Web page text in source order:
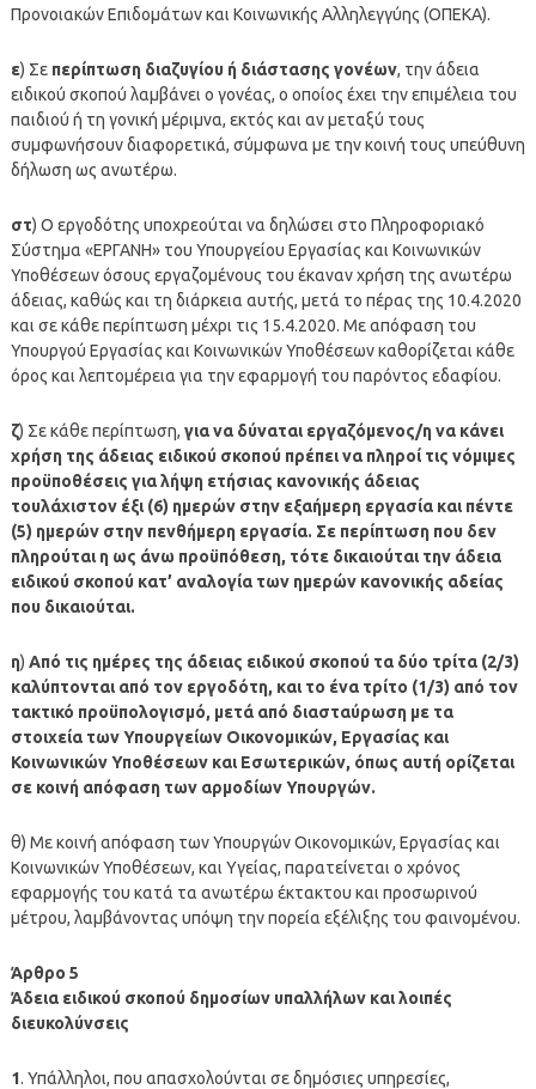
Προνοιακών Επιδομάτων και Κοινωνικής Αλληλεγγύης (ΟΠΕΚΑ).
ε) Σε περίπτωση διαζυγίου ή διάστασης γονέων, την άδεια
ειδικού σκοπού λαμβάνει ο γονέας, ο οποίος έχει την επιμέλεια του
παιδιού ή τη γονική μέριμνα, εκτός και αν μεταξύ τους
συμφωνήσουν διαφορετικά, σύμφωνα με την κοινή τους υπεύθυνη
δήλωση ως ανωτέρω.
στ) Ο εργοδότης υποχρεούται να δηλώσει στο Πληροφοριακό
Σύστημα «ΕΡΓΑΝΗ» του Υπουργείου Εργασίας και Κοινωνικών
Υποθέσεων όσους εργαζομένους του έκαναν χρήση της ανωτέρω
άδειας, καθώς και τη διάρκεια αυτής, μετά το πέρας της 10.4.2020
και σε κάθε περίπτωση μέχρι τις 15.4.2020. Με απόφαση του
Υπουργού Εργασίας και Κοινωνικών Υποθέσεων καθορίζεται κάθε
όρος και λεπτομέρεια για την εφαρμογή του παρόντος εδαφίου.
ζ) Σε κάθε περίπτωση, για να δύναται εργαζόμενος/η να κάνει
χρήση της άδειας ειδικού σκοπού πρέπει να πληροί τις νόμιμες
προϋποθέσεις για λήψη ετήσιας κανονικής άδειας
τουλάχιστον έξι (6) ημερών στην εξαήμερη εργασία και πέντε
(5) ημερών στην πενθήμερη εργασία. Σε περίπτωση που δεν
πληρούται η ως άνω προϋπόθεση, τότε δικαιούται την άδεια
ειδικού σκοπού κατ’ αναλογία των ημερών κανονικής αδείας
που δικαιούται.
η) Από τις ημέρες της άδειας ειδικού σκοπού τα δύο τρίτα (2/3)
καλύπτονται από τον εργοδότη, και το ένα τρίτο (1/3) από τον
τακτικό προϋπολογισμό, μετά από διασταύρωση με τα
στοιχεία των Υπουργείων Οικονομικών, Εργασίας και
Κοινωνικών Υποθέσεων και Εσωτερικών, όπως αυτή ορίζεται
σε κοινή απόφαση των αρμοδίων Υπουργών.
θ) Με κοινή απόφαση των Υπουργών Οικονομικών, Εργασίας και
Κοινωνικών Υποθέσεων, και Υγείας, παρατείνεται ο χρόνος
εφαρμογής του κατά τα ανωτέρω έκτακτου και προσωρινού
μέτρου, λαμβάνοντας υπόψη την πορεία εξέλιξης του φαινομένου.
Άρθρο 5
Άδεια ειδικού σκοπού δημοσίων υπαλλήλων και λοιπές
διευκολύνσεις
1. Υπάλληλοι, που απασχολούνται σε δημόσιες υπηρεσίες,